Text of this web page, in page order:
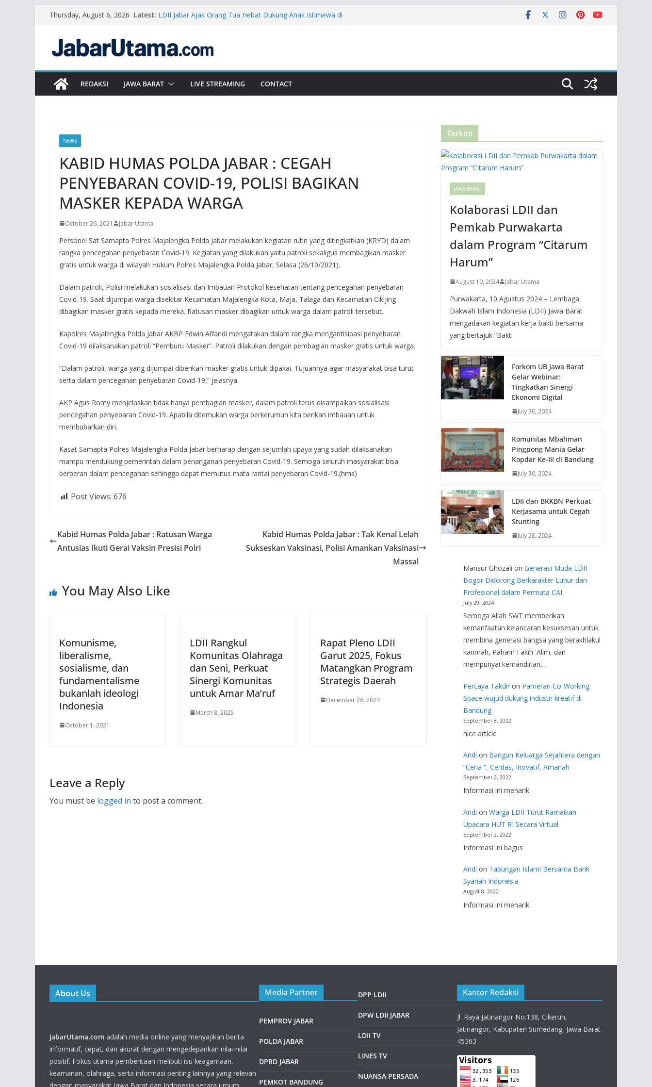
content
Thursday, August 6, 2026 Latest: LDII Jabar Ajak Orang Tua Hebat Dukung Anak Istimewa di
Pengusaha Baru Jawa Barat Berkelanjutan
Regenerasi Kepemimpinan LDII Cianjur: Yunara Resmi
LDII Subang Hadiri Deklarasi Penguatan Moderasi Beragama
Ramzi Puji Kontribusi Nyata LDII Cianjur Dalam Menjaga
REDAKSI JAWA BARAT LIVE STREAMING CONTACT
NEWS
KABID HUMAS POLDA JABAR : CEGAH
PENYEBARAN COVID-19, POLISI BAGIKAN
MASKER KEPADA WARGA
October 26, 2021 Jabar Utama
Personel Sat Samapta Polres Majalengka Polda Jabar melakukan kegiatan rutin yang ditingkatkan (KRYD) dalam
rangka pencegahan penyebaran Covid-19. Kegiatan yang dilakukan yaitu patroli sekaligus membagikan masker
gratis untuk warga di wilayah Hukum Polres Majalengka Polda Jabar, Selasa (26/10/2021).
Dalam patroli, Polisi melakukan sosialisasi dan Imbauan Protokol kesehatan tentang pencegahan penyebaran
Covid-19. Saat dijumpai warga disekitar Kecamatan Majalengka Kota, Maja, Talaga dan Kecamatan Cikijing
dibagikan masker gratis kepada mereka. Ratusan masker dibagikan untuk warga dalam patroli tersebut.
Kapolres Majalengka Polda Jabar AKBP Edwin Affandi mengatakan dalam rangka mengantisipasi penyebaran
Covid-19 dilaksanakan patroli “Pemburu Masker”. Patroli dilakukan dengan pembagian masker gratis untuk warga.
“Dalam patroli, warga yang dijumpai diberikan masker gratis untuk dipakai. Tujuannya agar masyarakat bisa turut
serta dalam pencegahan penyebaran Covid-19,” jelasnya.
AKP Agus Romy menjelaskan tidak hanya pembagian masker, dalam patroli terus disampaikan sosialisasi
pencegahan penyebaran Covid-19. Apabila ditemukan warga berkerumun kita berikan imbauan untuk
membubarkan diri.
Kasat Samapta Polres Majalengka Polda Jabar berharap dengan sejumlah upaya yang sudah dilaksanakan
mampu mendukung pemerintah dalam penanganan penyebaran Covid-19. Semoga seluruh masyarakat bisa
berperan dalam pencegahan sehingga dapat memutus mata rantai penyebaran Covid-19.(hms)
Post Views: 676
Kabid Humas Polda Jabar : Ratusan Warga
Antusias Ikuti Gerai Vaksin Presisi Polri
Kabid Humas Polda Jabar : Tak Kenal Lelah
Sukseskan Vaksinasi, Polisi Amankan Vaksinasi
Massal
You May Also Like
Komunisme,
liberalisme,
sosialisme, dan
fundamentalisme
bukanlah ideologi
Indonesia
October 1, 2021
LDII Rangkul
Komunitas Olahraga
dan Seni, Perkuat
Sinergi Komunitas
untuk Amar Ma’ruf
March 8, 2025
Rapat Pleno LDII
Garut 2025, Fokus
Matangkan Program
Strategis Daerah
December 26, 2024
Leave a Reply
You must be logged in to post a comment.
Terkini
JAWA BARAT
Kolaborasi LDII dan
Pemkab Purwakarta
dalam Program “Citarum
Harum”
August 10, 2024 Jabar Utama
Purwakarta, 10 Agustus 2024 – Lembaga
Dakwah Islam Indonesia (LDII) Jawa Barat
mengadakan kegiatan kerja bakti bersama
yang bertajuk “Bakti
Forkom UB Jawa Barat
Gelar Webinar:
Tingkatkan Sinergi
Ekonomi Digital
July 30, 2024
Komunitas Mbahman
Pingpong Mania Gelar
Kopdar Ke-III di Bandung
July 30, 2024
LDII dan BKKBN Perkuat
Kerjasama untuk Cegah
Stunting
July 28, 2024
Mansur Ghozali on Generasi Muda LDII
Bogor Didorong Berkarakter Luhur dan
Profesional dalam Permata CAI
July 29, 2024
Semoga Allah SWT memberikan
kemanfaatan kelancaran kesuksesan untuk
membina generasi bangsa yang berakhlakul
karimah, Paham Fakih 'Alim, dan
mempunyai kemandirian,…
Percaya Takdiron Pameran Co-Working
Space wujud dukung industri kreatif di
Bandung
September 8, 2022
nice article
Andi on Bangun Keluarga Sejahtera dengan
“Ceria “, Cerdas, Inovatif, Amanah
September 2, 2022
Informasi ini menarik
Andi on Warga LDII Turut Ramaikan
Upacara HUT RI Secara Virtual
September 2, 2022
Informasi ini bagus
Andi on Tabungan Islami Bersama Bank
Syariah Indonesia
August 8, 2022
Informasi ini menarik
About Us
JabarUtama.com adalah media online yang menyajikan berita
informatif, cepat, dan akurat dengan mengedepankan nilai-nilai
positif. Fokus utama pemberitaan meliputi isu keagamaan,
keamanan, olahraga, serta informasi penting lainnya yang relevan
Media Partner
PEMPROV JABAR
POLDA JABAR
DPRD JABAR
PEMKOT BANDUNG
DPP LDII
DPW LDII JABAR
LDII TV
LINES TV
NUANSA PERSADA
Kantor Redaksi
Jl. Raya Jatinangor No.138, Cikeruh,
Jatinangor, Kabupaten Sumedang, Jawa Barat
45363